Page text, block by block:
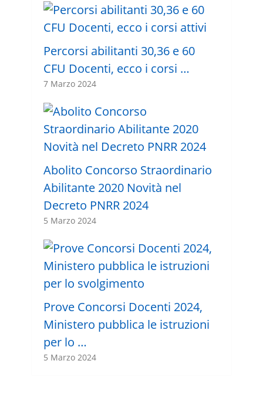
Percorsi abilitanti 30,36 e 60
CFU Docenti, ecco i corsi …
7 Marzo 2024
Abolito Concorso Straordinario
Abilitante 2020 Novità nel
Decreto PNRR 2024
5 Marzo 2024
Prove Concorsi Docenti 2024,
Ministero pubblica le istruzioni
per lo …
5 Marzo 2024